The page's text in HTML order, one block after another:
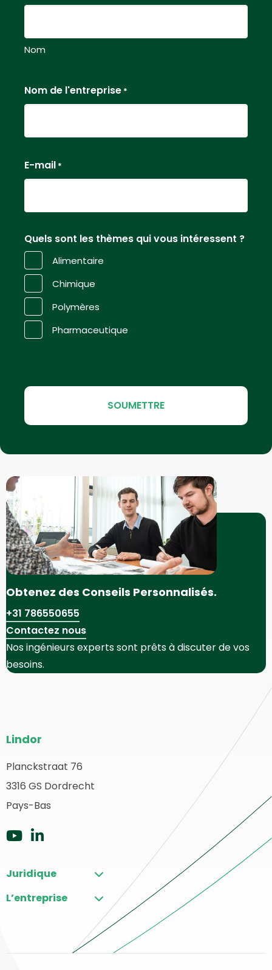
Nom
Nom de l'entreprise *
E-mail *
Quels sont les thèmes qui vous intéressent ?
Alimentaire
Chimique
Polymères
Pharmaceutique
Obtenez des Conseils Personnalisés.
+31 786550655
Contactez nous
Nos ingénieurs experts sont prêts à discuter de vos
besoins.
de
page
du
site
Lindor
Planckstraat 76
3316 GS Dordrecht
Pays-Bas
Aller
YouTube
Aller
LinkedIn
Juridique
L’entreprise